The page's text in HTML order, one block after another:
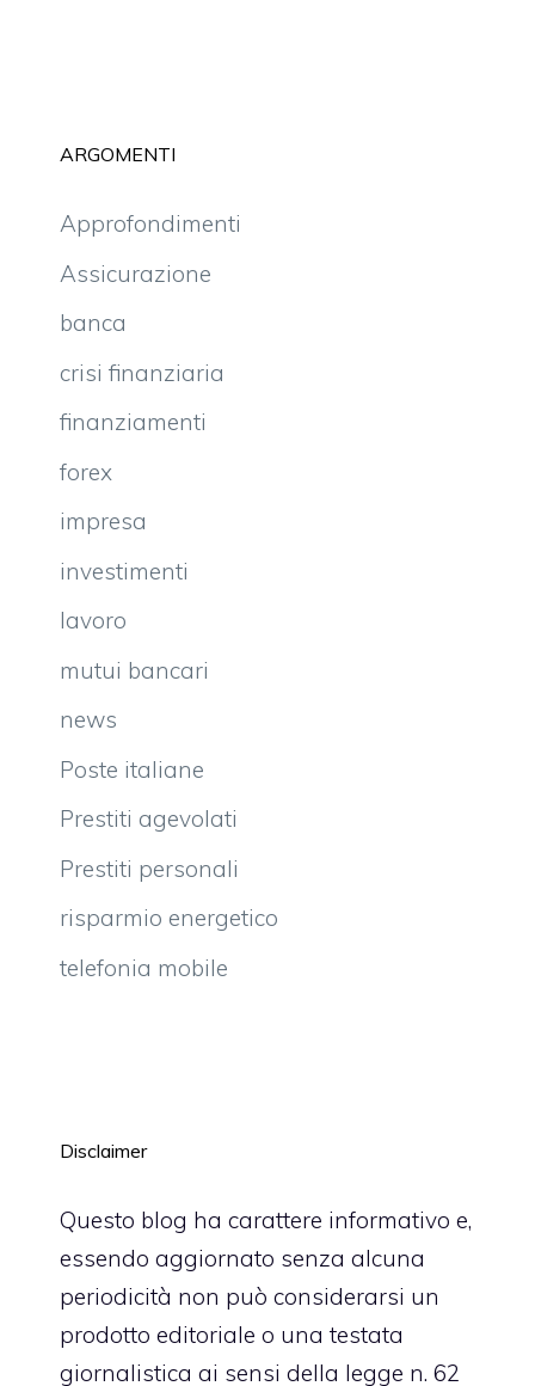
ARGOMENTI
Approfondimenti
Assicurazione
banca
crisi finanziaria
finanziamenti
forex
impresa
investimenti
lavoro
mutui bancari
news
Poste italiane
Prestiti agevolati
Prestiti personali
risparmio energetico
telefonia mobile
Disclaimer
Questo blog ha carattere informativo e,
essendo aggiornato senza alcuna
periodicità non può considerarsi un
prodotto editoriale o una testata
giornalistica ai sensi della legge n. 62